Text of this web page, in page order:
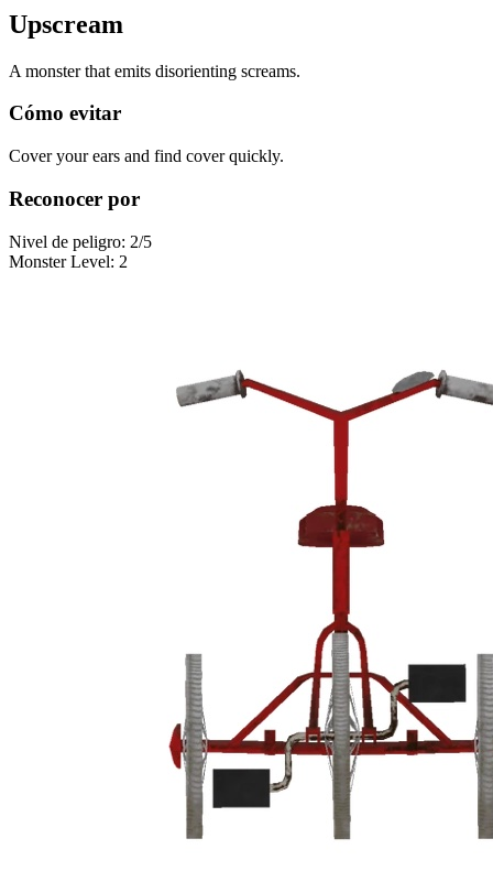
Upscream
A monster that emits disorienting screams.
Cómo evitar
Cover your ears and find cover quickly.
Reconocer por
Nivel de peligro: 2/5
Monster Level: 2